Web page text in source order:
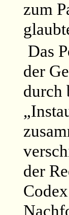
zum
Das
der
durch
der